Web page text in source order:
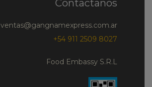
Contactanos
ventas@gangnamexpress.com.ar
+54 911 2509 8027
Food Embassy S.R.L